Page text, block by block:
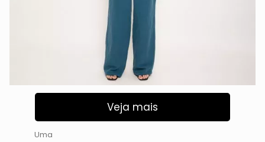
Veja mais
Uma